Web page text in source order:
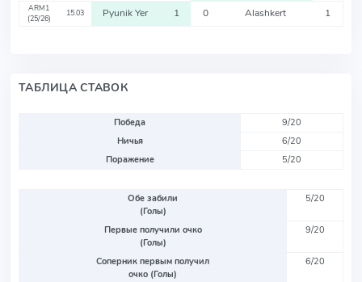
ARM1
(25/26)
15.03 Pyunik Yer 1 0 Alashkert 1
ТАБЛИЦА СТАВОК
Победа
9/20
Ничья
6/20
Поражение
5/20
Обе забили
(Голы)
5/20
Первые получили очко
(Голы)
9/20
Соперник первым получил
очко (Голы)
6/20